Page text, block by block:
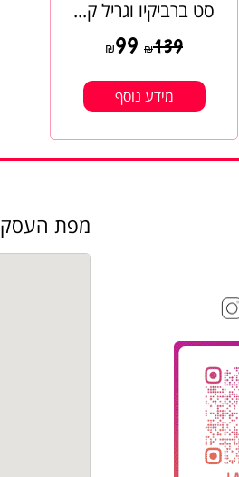
סט ברביקיו וגריל ק...
₪139
₪99
מידע נוסף
מפת העסק